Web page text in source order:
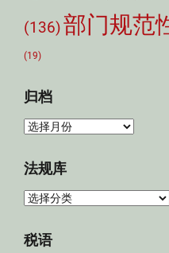
(136)部门规范
(19)
归档
归
法规库
法
库
税语